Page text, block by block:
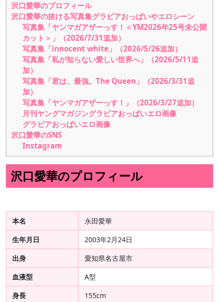
沢口愛華のプロフィール
沢口愛華の抜ける写真集グラビアおっぱいやエロシーン
写真集「ヤンマガアザーっす！＜YM2026年25号未公開
カット＞」（2026/7/31追加）
写真集「innocent white」（2026/5/26追加）
写真集「私が知らない愛しい世界へ」（2026/5/11追
加）
写真集「君は、最強。The Queen」（2026/3/31追
加）
写真集「ヤンマガアザーっす！」（2026/3/27追加）
月刊ヤングマガジングラビアおっぱいエロ画像
グラビアおっぱいエロ画像
沢口愛華のSNS
Instagram
沢口愛華のプロフィール
本名
永田愛華
生年月日
2003年2月24日
出身
愛知県名古屋市
血液型
A型
身長
155cm